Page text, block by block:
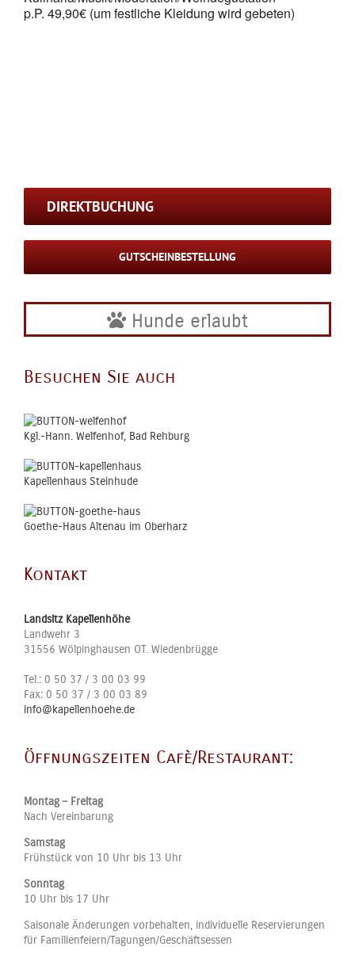
p.P. 49,90€ (um festliche Kleidung wird gebeten)
DIREKTBUCHUNG
GUTSCHEINBESTELLUNG
Hunde erlaubt
Besuchen Sie auch
Kgl.-Hann. Welfenhof, Bad Rehburg
Kapellenhaus Steinhude
Goethe-Haus Altenau im Oberharz
Kontakt
Landsitz Kapellenhöhe
Landwehr 3
31556 Wölpinghausen OT. Wiedenbrügge
Tel.: 0 50 37 / 3 00 03 99
Fax: 0 50 37 / 3 00 03 89
info@kapellenhoehe.de
Öffnungszeiten Cafè/Restaurant:
Montag – Freitag
Nach Vereinbarung
Samstag
Frühstück von 10 Uhr bis 13 Uhr
Sonntag
10 Uhr bis 17 Uhr
Saisonale Änderungen vorbehalten, individuelle Reservierungen
für Familienfeiern/Tagungen/Geschäftsessen